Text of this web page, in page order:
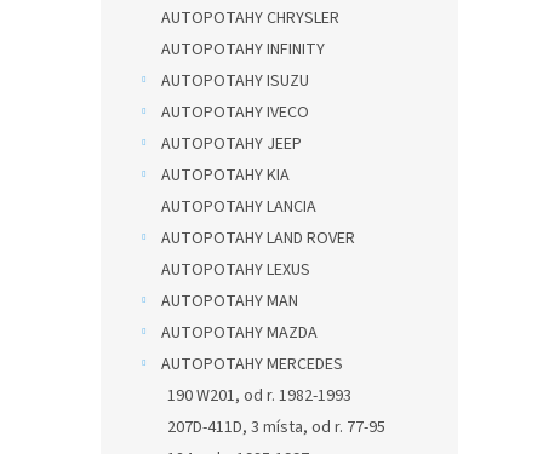
AUTOPOTAHY CHRYSLER
AUTOPOTAHY INFINITY
AUTOPOTAHY ISUZU
AUTOPOTAHY IVECO
AUTOPOTAHY JEEP
AUTOPOTAHY KIA
AUTOPOTAHY LANCIA
AUTOPOTAHY LAND ROVER
AUTOPOTAHY LEXUS
AUTOPOTAHY MAN
AUTOPOTAHY MAZDA
AUTOPOTAHY MERCEDES
190 W201, od r. 1982-1993
207D-411D, 3 místa, od r. 77-95